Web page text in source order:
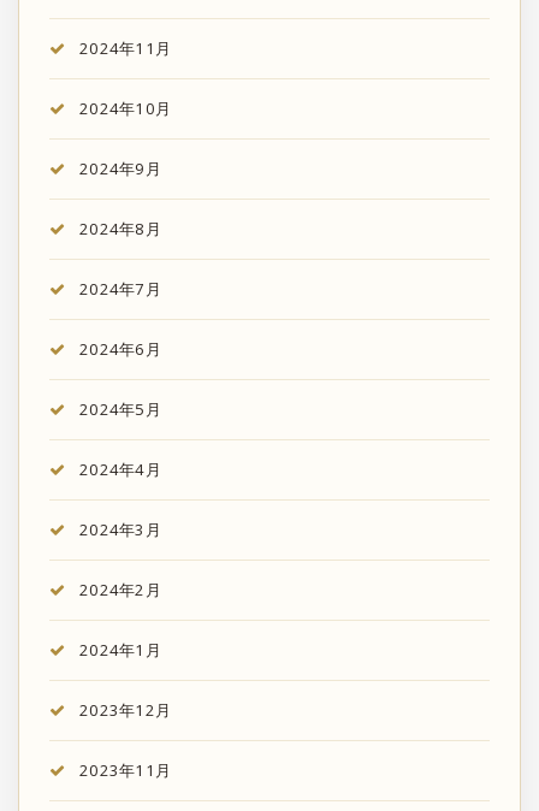
2024年11月
2024年10月
2024年9月
2024年8月
2024年7月
2024年6月
2024年5月
2024年4月
2024年3月
2024年2月
2024年1月
2023年12月
2023年11月